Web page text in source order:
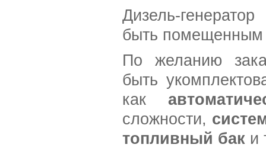
Дизель-
быть помещенным
По желанию
быть
как
сложности,
топливный бак и